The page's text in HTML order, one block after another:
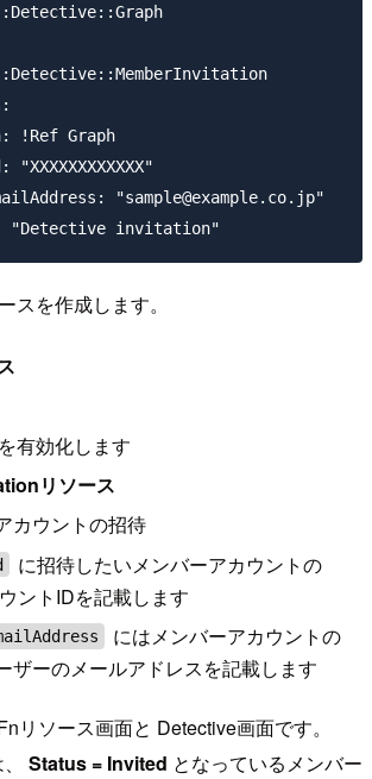
!Ref Graph
"XXXXXXXXXXXX"
"sample@example.co.jp"
スを作成します。
有効化します
リソース
カウントの招待
に招待したいメンバーアカウントの
ントIDを記載します
にはメンバーアカウントの
ザーのメールアドレスを記載します
リソース画面と Detective画面です。
Status = Invited となっているメンバー